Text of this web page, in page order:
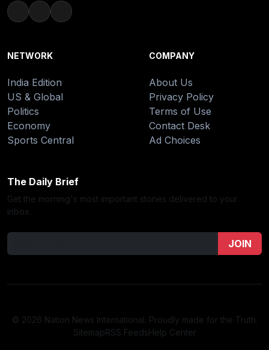
NETWORK
India Edition
US & Global
Politics
Economy
Sports Central
COMPANY
About Us
Privacy Policy
Terms of Use
Contact Desk
Ad Choices
The Daily Brief
Get the morning's most important stories delivered to your
inbox.
JOIN
© 2026 Nation News International. Proudly made for the Truth.
SitemapRSS FeedsHelp Center